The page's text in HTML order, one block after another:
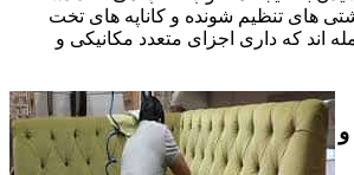
های تنظیم شونده و کاناپه های تخت
اند که داری اجزای متعدد مکانیکی و